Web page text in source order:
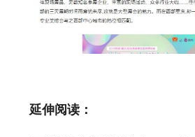
延伸阅读：